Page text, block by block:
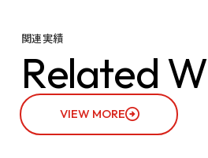
関連実績
RelatedW
VIEW MORE